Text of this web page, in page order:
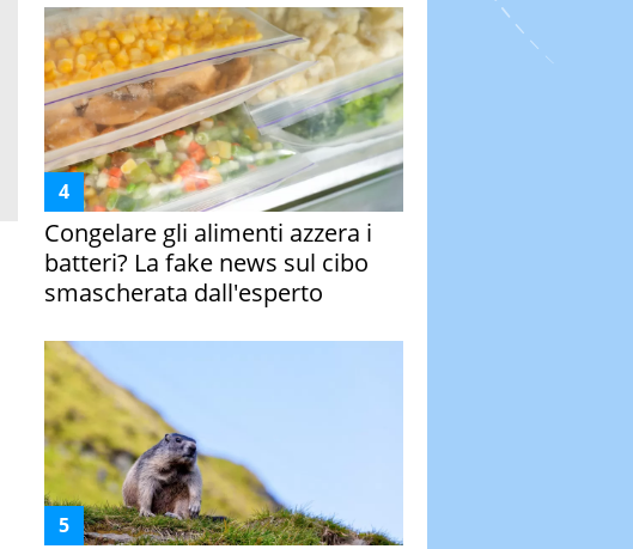
Congelare gli alimenti azzera i
batteri? La fake news sul cibo
smascherata dall'esperto